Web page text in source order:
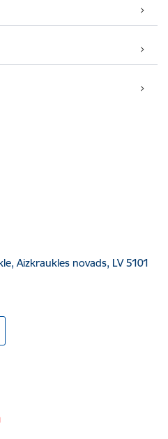
Aizkraukles novads, LV 5101